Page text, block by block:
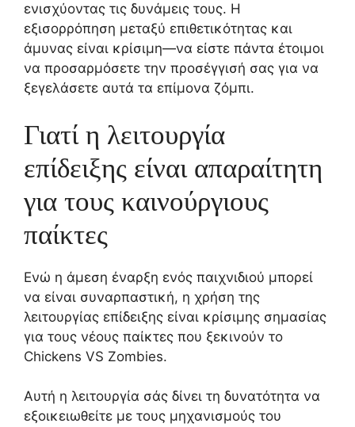
ενισχύοντας τις δυνάμεις τους. Η
εξισορρόπηση μεταξύ επιθετικότητας και
άμυνας είναι κρίσιμη—να είστε πάντα έτοιμοι
να προσαρμόσετε την προσέγγισή σας για να
ξεγελάσετε αυτά τα επίμονα ζόμπι.
Γιατί η λειτουργία
επίδειξης είναι απαραίτητη
για τους καινούργιους
παίκτες
Ενώ η άμεση έναρξη ενός παιχνιδιού μπορεί
να είναι συναρπαστική, η χρήση της
λειτουργίας επίδειξης είναι κρίσιμης σημασίας
για τους νέους παίκτες που ξεκινούν το
Chickens VS Zombies.
Αυτή η λειτουργία σάς δίνει τη δυνατότητα να
εξοικειωθείτε με τους μηχανισμούς του